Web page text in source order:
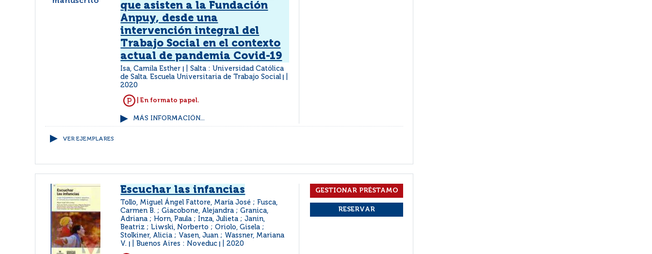
que asisten a la Fundación
Anpuy, desde una
intervención integral del
Trabajo Social en el contexto
actual de pandemia Covid-19
Isa, Camila Esther
Salta : Universidad Católica
de Salta. Escuela Universitaria de Trabajo Social
2020
| En formato papel.
MÁS INFORMACIÓN...
VER EJEMPLARES
Escuchar las infancias
Tollo, Miguel Ángel Fattore, María José ; Fusca,
Carmen B. ; Giacobone, Alejandra ; Granica,
Adriana ; Horn, Paula ; Inza, Julieta ; Janin,
Beatriz ; Liwski, Norberto ; Oriolo, Gisela ;
Stolkiner, Alicia ; Vasen, Juan ; Wassner, Mariana
V.
Buenos Aires : Noveduc 2020